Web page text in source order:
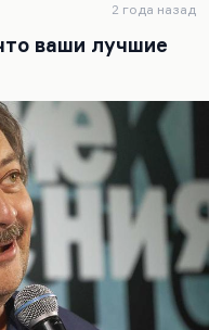
жен или тех
долгие и
были женщины, с
в
гениальный
скажет, и
2 года назад
ваши лучшие